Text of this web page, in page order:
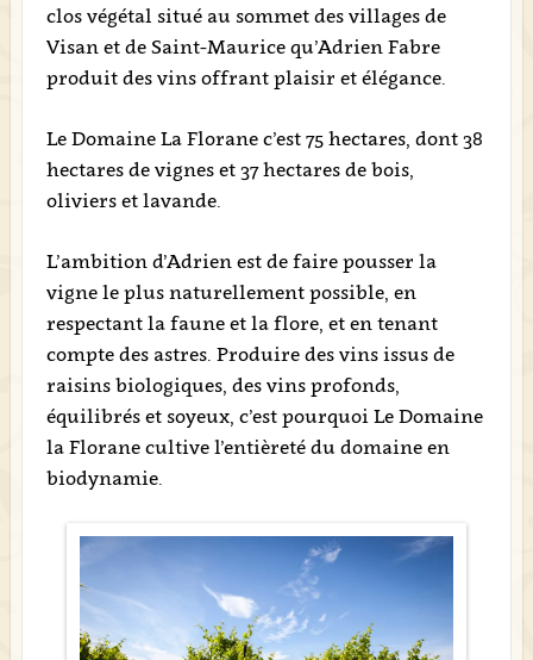
clos végétal situé au sommet des villages de
Visan et de Saint-Maurice qu’Adrien Fabre
produit des vins offrant plaisir et élégance.
Le Domaine La Florane c’est 75 hectares, dont 38
hectares de vignes et 37 hectares de bois,
oliviers et lavande.
L’ambition d’Adrien est de faire pousser la
vigne le plus naturellement possible, en
respectant la faune et la flore, et en tenant
compte des astres. Produire des vins issus de
raisins biologiques, des vins profonds,
équilibrés et soyeux, c’est pourquoi Le Domaine
la Florane cultive l’entièreté du domaine en
biodynamie.